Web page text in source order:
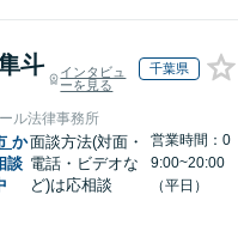
斗
インタビュ
ーを見る
千葉県
ル法律事務所
か
談
面談方法(対面・
電話・ビデオな
ど)は応相談
営業時間：0
9:00~20:00
（平日）